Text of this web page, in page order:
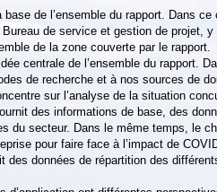
de l’ensemble du rapport. Dans
de service et gestion de projet,
de la zone couverte par le rapport.
centrale de l’ensemble du rapport.
de recherche et à nos sources de
sur l’analyse de la situation
des informations de base, des
du secteur. Dans le même temps, le
pour faire face à l’impact de
des données de répartition des